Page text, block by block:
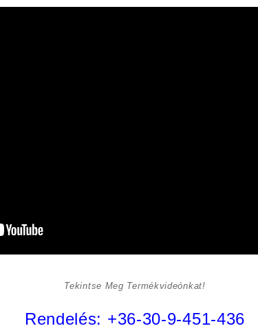
Tekintse Meg Termékvideónkat!
Rendelés: +36-30-9-451-436